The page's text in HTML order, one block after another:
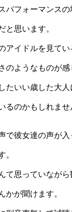
パフォーマンス
と思います。
アイドルを見て
のようなものが感
たいい歳した大人
るのかもしれませ
で彼女達の声が
。
て思っていなが
かが聞けます。